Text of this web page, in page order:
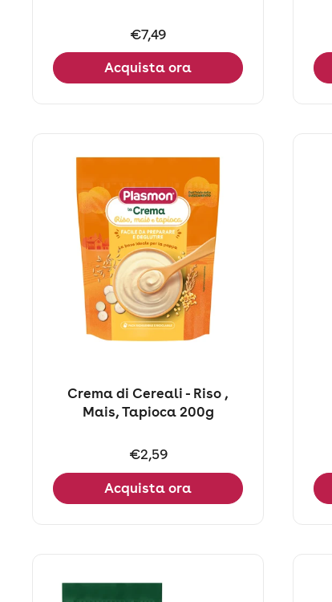
Prezzo:
€7,49
Acquista ora
Crema di Cereali - Riso ,
Mais, Tapioca 200g
Prezzo:
€2,59
Acquista ora